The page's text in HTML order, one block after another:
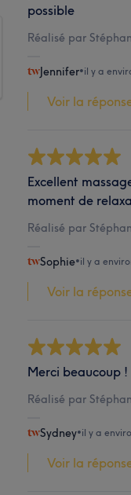
possible
Réalisé par
Jennifer•il y a
Voir la
Excellent
moment de
Réalisé par
Sophie•il y a
Voir la
Merci beaucoup !
Réalisé par
Sydney•il y a
Voir la